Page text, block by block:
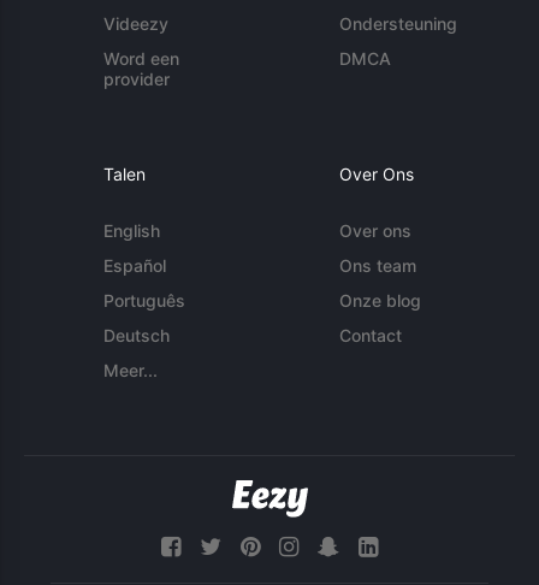
Videezy
Word een
provider
Ondersteuning
DMCA
Talen
English
Español
Português
Deutsch
Meer...
Over Ons
Over ons
Ons team
Onze blog
Contact